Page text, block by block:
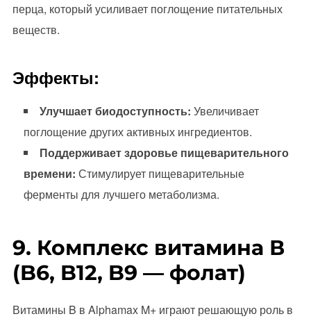
перца, который усиливает поглощение питательных
веществ.
Эффекты:
Улучшает биодоступность: Увеличивает
поглощение других активных ингредиентов.
Поддерживает здоровье пищеварительного
времени: Стимулирует пищеварительные
ферменты для лучшего метаболизма.
9. Комплекс витамина В
(B6, B12, B9 — фолат)
Витамины B в Alphamax M+ играют решающую роль в